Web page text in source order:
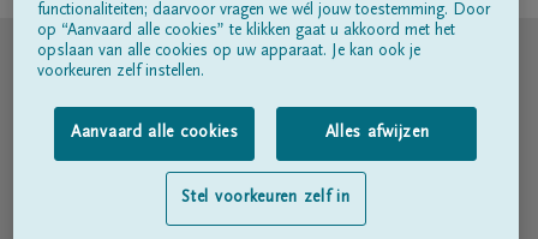
© DELA
Gebruiksvoorwaarden
Privacyverklaring
Toegankelijkheidsverklaring
functionaliteiten; daarvoor vragen we wél jouw toestemming. Door
op “Aanvaard alle cookies” te klikken gaat u akkoord met het
opslaan van alle cookies op uw apparaat. Je kan ook je
voorkeuren zelf instellen.
Aanvaard alle cookies Alles afwijzen
Stel voorkeuren zelf in